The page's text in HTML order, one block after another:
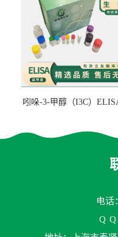
吲哚-3-甲醇（I3C）
电话
Q Q